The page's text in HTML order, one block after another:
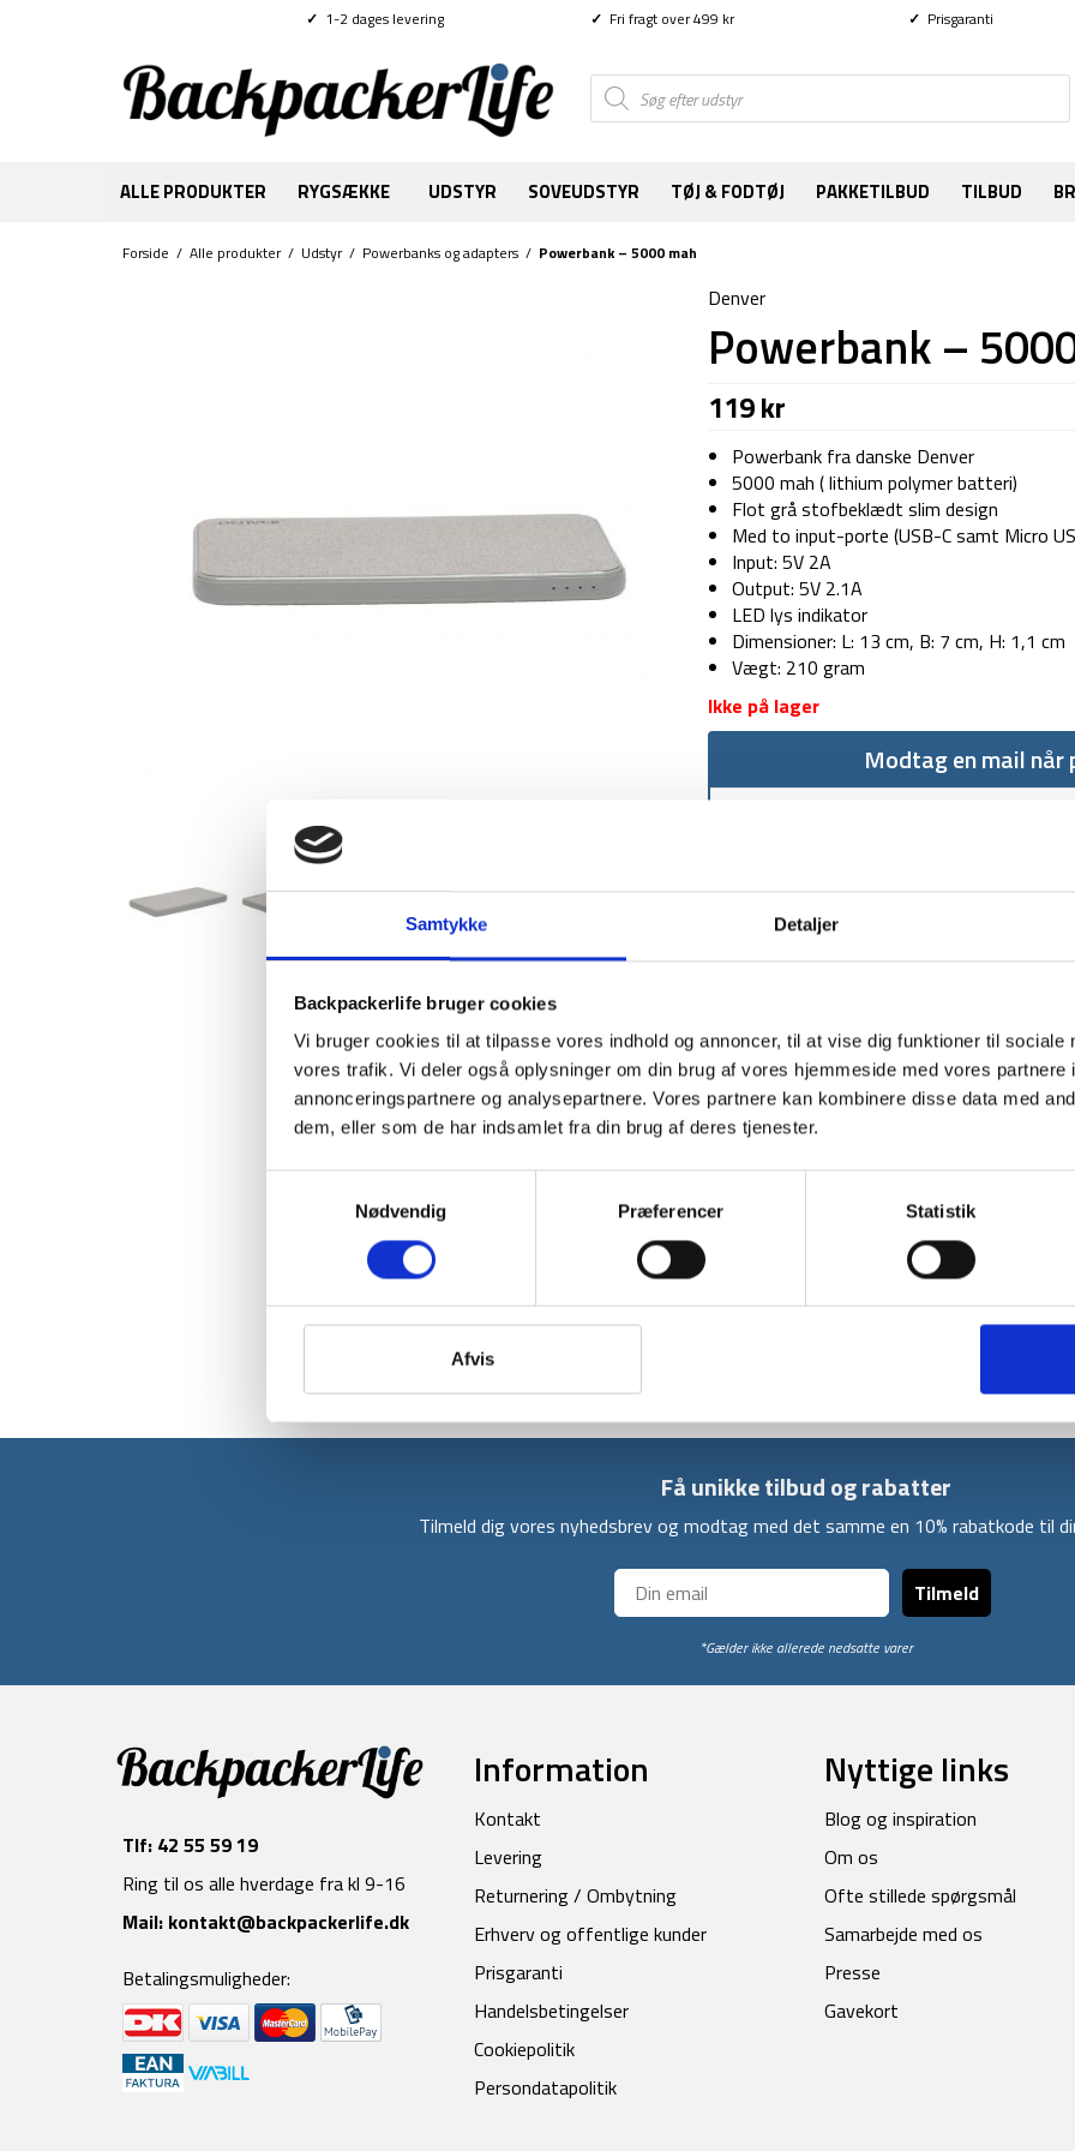
Samtykke Detaljer
Backpackerlife bruger cookies
Vi bruger cookies til at tilpasse vores indhold og annoncer, til at vise dig funktioner til sociale
vores trafik. Vi deler også oplysninger om din brug af vores hjemmeside med vores partnere
annonceringspartnere og analysepartnere. Vores partnere kan kombinere disse data med
dem, eller som de har indsamlet fra din brug af deres tjenester.
Nødvendig
Præferencer Statistik
Afvis
✓ 1-2 dages levering ✓ Fri fragt over 499 kr ✓ Prisgaranti
Products
search
ALLE PRODUKTER RYGSÆKKE UDSTYR SOVEUDSTYR TØJ & FODTØJ PAKKETILBUD TILBUD
Forside / Alle produkter/ Udstyr/ Powerbanks og adapters / Powerbank – 5000 mah
Denver
Powerbank –
119kr
Powerbank fra danske Denver
5000 mah ( lithium polymer batteri)
Flot grå stofbeklædt slim design
Med to input-porte (USB-C samt Micro
Input: 5V 2A
Output: 5V 2.1A
LED lys indikator
Dimensioner: L: 13 cm, B: 7 cm, H: 1,1 cm
Vægt: 210 gram
Ikke på lager
Modtag en mail når
Denne powerbank er på 5000 mah med
design, og en vægt på kun 210 gram.
opladningsmulighed samt USB output på
Denne Powerbank er derfor et fint
design, men samtidig 5000 mah, som kan
Få unikke tilbud og rabatter
Tilmeld dig vores nyhedsbrev og modtag med det samme en 10% rabatkode til
Tilmeld
*Gælder ikke allerede nedsatte varer
Tlf: 42 55 59 19
Ring til os alle hverdage fra kl 9-16
Mail: kontakt@backpackerlife.dk
Betalingsmuligheder:
Information
Kontakt
Levering
Returnering / Ombytning
Erhverv og offentlige kunder
Prisgaranti
Handelsbetingelser
Cookiepolitik
Persondatapolitik
Nyttige links
Blog og inspiration
Om os
Ofte stillede spørgsmål
Samarbejde med os
Presse
Gavekort